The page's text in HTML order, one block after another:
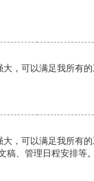
大，可以满足我所有
大，可以满足我所有
稿、管理日程安排等。